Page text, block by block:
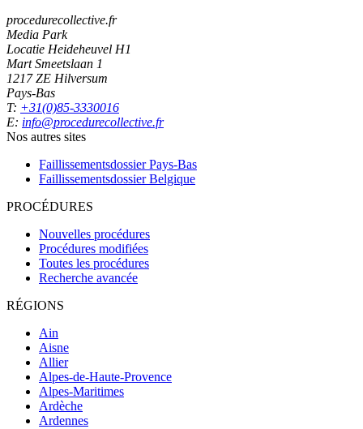
procedurecollective.fr
Media Park
Locatie Heideheuvel H1
Mart Smeetslaan 1
1217 ZE Hilversum
Pays-Bas
T: +31(0)85-3330016
E: info@procedurecollective.fr
Nos autres sites
Faillissementsdossier Pays-Bas
Faillissementsdossier Belgique
PROCÉDURES
Nouvelles procédures
Procédures modifiées
Toutes les procédures
Recherche avancée
RÉGIONS
Ain
Aisne
Allier
Alpes-de-Haute-Provence
Alpes-Maritimes
Ardèche
Ardennes